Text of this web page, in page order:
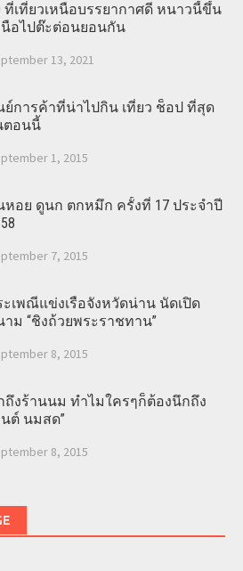
ที่เที่ยวเหนือบรรยากาศดี หนาวนี้ขึ้น
นือไปต๊ะต่อนยอนกัน
13, 2021
ย์การค้าที่น่าไปกิน เที่ยว ช็อป ที่สุด
ตอนนี้
1, 2015
หอย ดูนก ตกหมึก ครั้งที่ 17 ประจำปี
7, 2015
ะเพณีแข่งเรือจังหวัดน่าน นัดเปิด
าม “ชิงถ้วยพระราชทาน”
8, 2015
ถึงร้านนม ทำไมใครๆก็ต้องนึกถึง
นต์ นมสด”
8, 2015